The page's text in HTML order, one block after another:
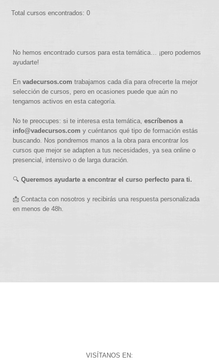
Total cursos encontrados: 0
No hemos encontrado cursos para esta temática… ¡pero podemos
ayudarte!
Envadecursos.com trabajamos cada día para ofrecerte la mejor
selección de cursos, pero en ocasiones puede que aún no
tengamos activos en esta categoría.
No te preocupes: si te interesa esta temática,escríbenos a
info@vadecursos.com y cuéntanos qué tipo de formación estás
buscando. Nos pondremos manos a la obra para encontrar los
cursos que mejor se adapten a tus necesidades, ya sea online o
presencial, intensivo o de larga duración.
🔍Queremos ayudarte a encontrar el curso perfecto para ti.
📩 Contacta con nosotros y recibirás una respuesta personalizada
en menos de 48h.
VISÍTANOS EN: